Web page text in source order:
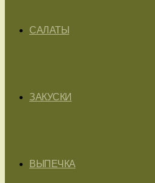
САЛАТЫ
ЗАКУСКИ
ВЫПЕЧКА